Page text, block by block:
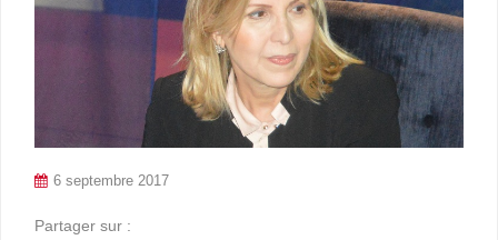
6 septembre 2017
Partager sur :